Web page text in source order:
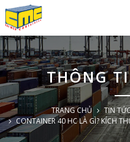
THÔNG
TRANG CHỦ TIN
CONTAINER 40 HC LÀ GÌ? KÍCH